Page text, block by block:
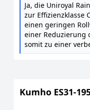
Ja, die Uniroyal
zur Effizienzklasse
einen geringen
einer Reduzierung
somit zu einer
Kumho ES31-